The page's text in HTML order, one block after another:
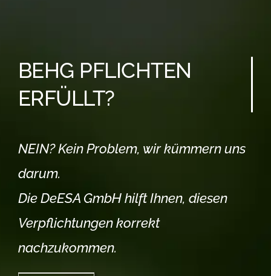
BEHG PFLICHTEN
ERFÜLLT?
NEIN? Kein Problem, wir kümmern uns
darum.
Die DeESA GmbH hilft Ihnen, diesen
Verpflichtungen korrekt
nachzukommen.